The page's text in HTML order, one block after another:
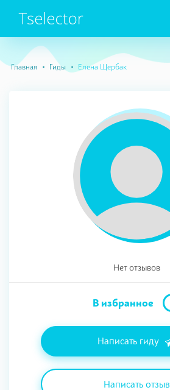
Главная Гиды Елена Щербак
Нет отзывов
В избранное
Написать гиду
Написать отзыв